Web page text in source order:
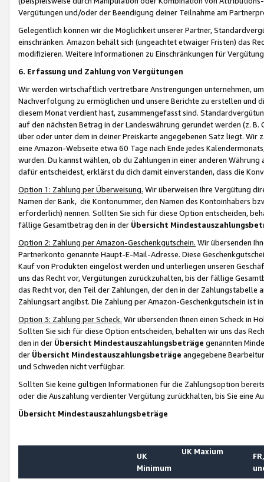
Vergütungen und/oder der Beendigung deiner Teilnahme am
Gelegentlich können wir die Möglichkeit unserer Partner,
einschränken. Amazon behält sich (ungeachtet etwaiger Fristen) das
modifizieren. Weitere Informationen zu Einschränkungen für
6. Erfassung und Zahlung von Vergütungen
Wir werden wirtschaftlich vertretbare Anstrengungen unternehmen,
Nachverfolgung zu ermöglichen und unsere Berichte zu erstellen und
diesem Monat verdient hast, zusammengefasst sind.
auf den nächsten Betrag in der Landeswährung gerundet werden (z.
über oder unter dem in deiner Preiskarte angegebenen Satz liegt.
eine Amazon-Webseite etwa 60 Tage nach Ende jedes
wurden. Du kannst wählen, ob du Zahlungen in einer anderen
dafür entscheidest, erklärst du dich damit einverstanden, dass die
Option 1: Zahlung per Überweisung. Wir überweisen Ihre Vergütung
Namen der Bank, die Kontonummer, den Namen des Kontoinhabers
erforderlich) nennen. Sollten Sie sich für diese Option entscheiden,
fällige Gesamtbetrag den in der Übersicht
Option 2: Zahlung per Amazon-Geschenkgutschein. Wir übersenden
Partnerkonto genannte Haupt-E-Mail-Adresse. Diese
Kauf von Produkten eingelöst werden und unterliegen unseren
uns das Recht vor, Vergütungen zurückzuhalten, bis der fällige
das Recht vor, den Teil der Zahlungen, der den in der
Zahlungsart angibst. Die Zahlung per Amazon-Geschenkgutschein ist
Option 3: Zahlung per Scheck. Wir übersenden Ihnen einen Scheck in
Sollten Sie sich für diese Option entscheiden, behalten wir uns das
den in der Übersicht Mindestauszahlungsbeträge genannten
der Übersicht Mindestauszahlungsbeträge angegebene
und Schweden nicht verfügbar.
Sollten Sie keine gültigen Informationen für die Zahlungsoption
oder die Auszahlung verdienter Vergütung zurückhalten, bis Sie
Übersicht Mindestauszahlungsbeträge
UK
Minimum
UK Maxium